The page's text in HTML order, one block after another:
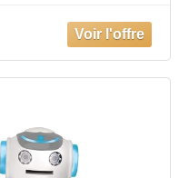
raconte des
ROB80FR